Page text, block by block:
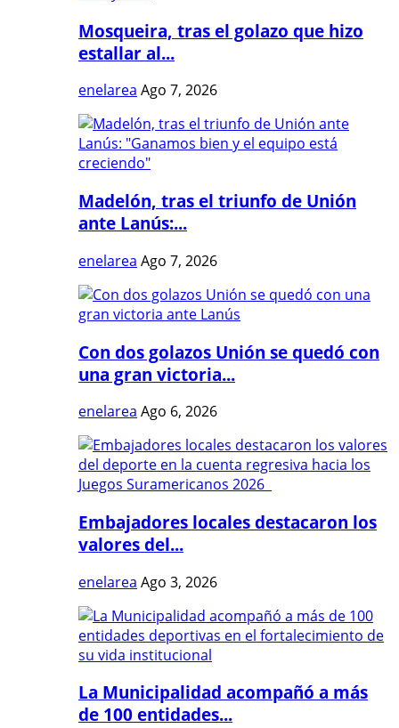
Mosqueira, tras el golazo que hizo
estallar al...
enelarea Ago 7, 2026
Madelón, tras el triunfo de Unión
ante Lanús:...
enelarea Ago 7, 2026
Con dos golazos Unión se quedó con
una gran victoria...
enelarea Ago 6, 2026
Embajadores locales destacaron los
valores del...
enelarea Ago 3, 2026
La Municipalidad acompañó a más
de 100 entidades...